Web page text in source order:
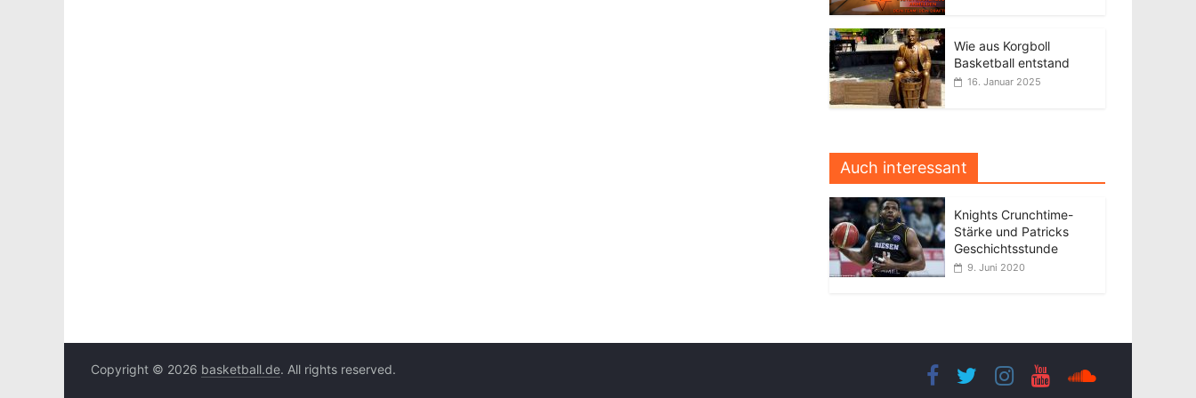
Wie aus Korgboll
Basketball entstand
16. Januar 2025
Auch interessant
Knights Crunchtime-
Stärke und Patricks
Geschichtsstunde
9. Juni 2020
Copyright © 2026 basketball.de. All rights reserved.